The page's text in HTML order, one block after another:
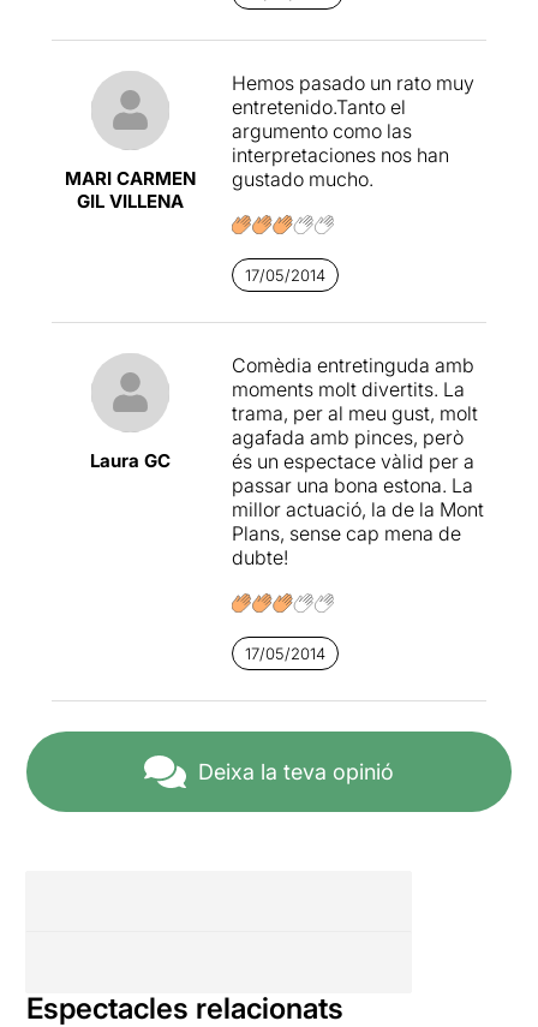
MARI CARMEN
GIL VILLENA
Hemos pasado un rato muy
entretenido.Tanto el
argumento como las
interpretaciones nos han
gustado mucho.
17/05/2014
Laura GC
Comèdia entretinguda amb
moments molt divertits. La
trama, per al meu gust, molt
agafada amb pinces, però
és un espectace vàlid per a
passar una bona estona. La
millor actuació, la de la Mont
Plans, sense cap mena de
dubte!
17/05/2014
Deixa la teva opinió
Espectacles relacionats